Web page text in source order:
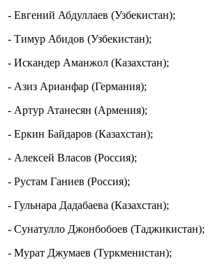
- Евгений Абдуллаев (Узбекистан);
- Тимур Абидов (Узбекистан);
- Искандер Аманжол (Казахстан);
- Азиз Арианфар (Германия);
- Артур Атанесян (Армения);
- Еркин Байдаров (Казахстан);
- Алексей Власов (Россия);
- Рустам Ганиев (Россия);
- Гульнара Дадабаева (Казахстан);
- Сунатулло Джонбобоев (Таджикистан);
- Мурат Джумаев (Туркменистан);